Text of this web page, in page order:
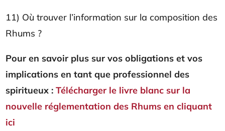
11) Où trouver l’information sur la composition des
Rhums ?
Pour en savoir plus sur vos obligations et vos
implications en tant que professionnel des
spiritueux :Télécharger le livre blanc sur la
nouvelle réglementation des Rhums en cliquant
ici